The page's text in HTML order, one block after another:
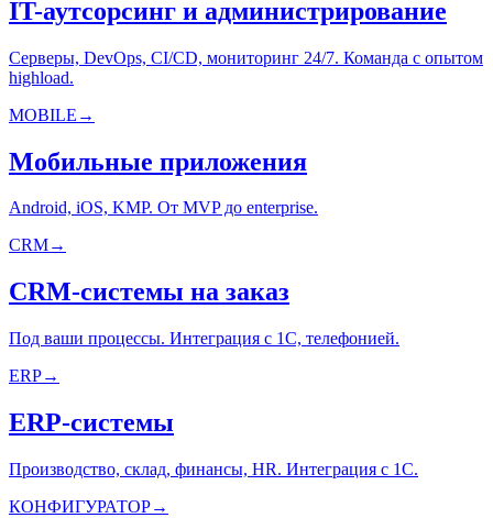
IT-аутсорсинг и администрирование
Серверы, DevOps, CI/CD, мониторинг 24/7. Команда с опытом
highload.
MOBILE →
Мобильные приложения
Android, iOS, KMP. От MVP до enterprise.
CRM→
CRM-системы на заказ
Под ваши процессы. Интеграция с 1С, телефонией.
ERP→
ERP-системы
Производство, склад, финансы, HR. Интеграция с 1С.
КОНФИГУРАТОР→